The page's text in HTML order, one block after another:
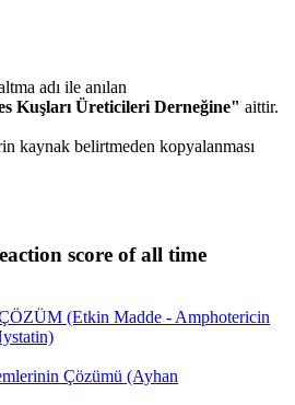
adı ile anılan
Kuşları Üreticileri Derneğine" aittir.
kaynak belirtmeden kopyalanması
score of all time
(Etkin Madde - Amphotericin
Çözümü (Ayhan